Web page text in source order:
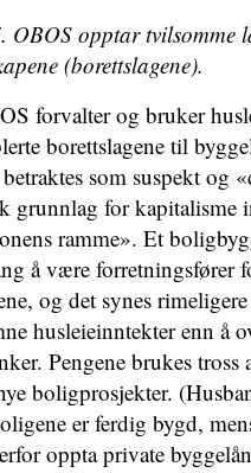
OBOS opptar tvilsomme
(borettslagene).
forvalter og bruker
borettslagene til
som suspekt og
grunnlag for kapitalisme
ramme». Et
å være forretningsfører
og det synes
husleieinntekter enn å
Pengene brukes tross
boligprosjekter.
er ferdig bygd,
oppta private